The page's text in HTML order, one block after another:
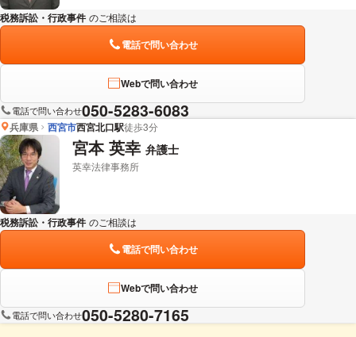
税務訴訟・行政事件 のご相談は
電話で問い合わせ
Webで問い合わせ
電話で問い合わせ050-5283-6083
兵庫県 西宮市西宮北口駅徒歩3分
宮本 英幸 弁護士
英幸法律事務所
税務訴訟・行政事件 のご相談は
電話で問い合わせ
Webで問い合わせ
電話で問い合わせ050-5280-7165